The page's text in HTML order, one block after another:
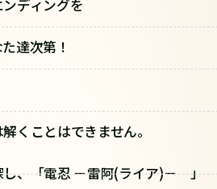
ディングを
達次第！
くことはできません。
し、「電忍 －雷阿(ライア)－ 」